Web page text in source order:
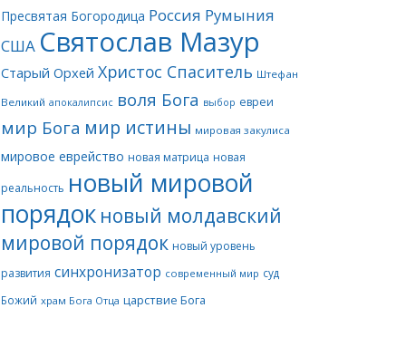
Пресвятая Богородица Россия Румыния
США Святослав Мазур
Старый Орхей Христос Спаситель Штефан
Великий апокалипсис воля Бога выбор евреи
мир Бога мир истины мировая закулиса
мировое еврейство новая матрица новая
реальность новый мировой
порядок новый молдавский
мировой порядок новый уровень
развития синхронизатор современный мир суд
Божий храм Бога Отца царствие Бога